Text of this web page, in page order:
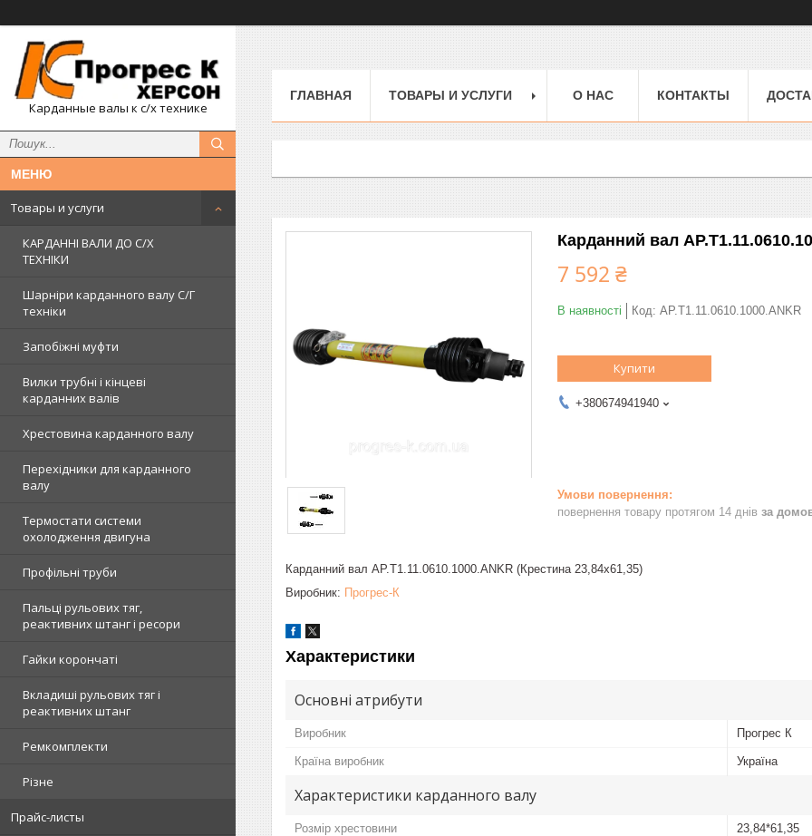
Карданные валы к с/х технике
Товары и услуги
КАРДАННІ ВАЛИ ДО С/Х
ТЕХНІКИ
Шарніри карданного валу С/Г
техніки
Запобіжні муфти
Вилки трубні і кінцеві
карданних валів
Хрестовина карданного валу
Перехідники для карданного
валу
Термостати системи
охолодження двигуна
Профільні труби
Пальці рульових тяг,
реактивних штанг і ресори
Гайки корончаті
Вкладиші рульових тяг і
реактивних штанг
Ремкомплекти
Різне
Прайс-листы
ГЛАВНАЯ ТОВАРЫ И УСЛУГИ О НАС КОНТАКТЫ
Карданний вал
7 592 ₴
В наявності Код: AP.T1.11.0610.1000.ANKR
Купити
+380674941940
повернення товару протягом 14 днів за
Карданний вал AP.T1.11.0610.1000.ANKR (Крестина 23,84х61,35)
Виробник: Прогрес-К
Характеристики
Основні атрибути
Виробник Прогрес К
Країна виробник Україна
Характеристики карданного валу
Розмір хрестовини 23,84*61,35